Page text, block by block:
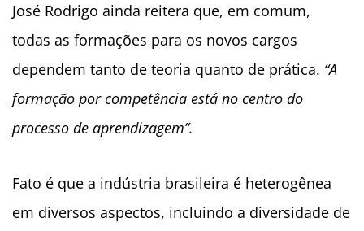
José Rodrigo ainda reitera que, em comum,
todas as formações para os novos cargos
dependem tanto de teoria quanto de prática. “A
formação por competência está no centro do
processo de aprendizagem”.
Fato é que a indústria brasileira é heterogênea
em diversos aspectos, incluindo a diversidade de